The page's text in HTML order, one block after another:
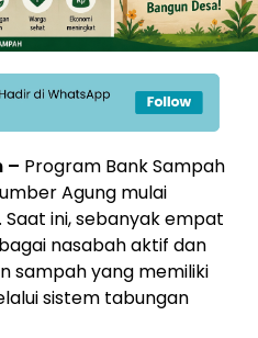
– Program Bank Sampah
Agung mulai
ini, sebanyak empat
nasabah aktif dan
sampah yang memiliki
sistem tabungan